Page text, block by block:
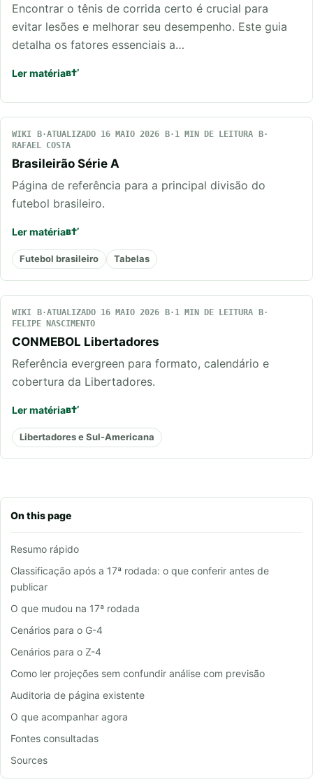
On this page
Resumo rápido
Classificação após a 17ª rodada: o que conferir antes de
publicar
O que mudou na 17ª rodada
Cenários para o G-4
Cenários para o Z-4
Como ler projeções sem confundir análise com previsão
Auditoria de página existente
O que acompanhar agora
Fontes consultadas
Sources
Encontrar o tênis de corrida certo é crucial para
evitar lesões e melhorar seu desempenho. Este guia
detalha os fatores essenciais a…
Ler matéria
WIKI ATUALIZADO 16 MAIO 2026
1 MIN DE LEITURA
RAFAEL COSTA
Brasileirão Série A
Página de referência para a principal divisão do
futebol brasileiro.
Ler matéria
Futebol brasileiro Tabelas
WIKI ATUALIZADO 16 MAIO 2026
1 MIN DE LEITURA
FELIPE NASCIMENTO
CONMEBOL Libertadores
Referência evergreen para formato, calendário e
cobertura da Libertadores.
Ler matéria
Libertadores e Sul-Americana